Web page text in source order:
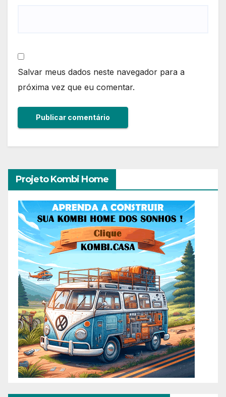
Salvar meus dados neste navegador para a
próxima vez que eu comentar.
Projeto Kombi Home